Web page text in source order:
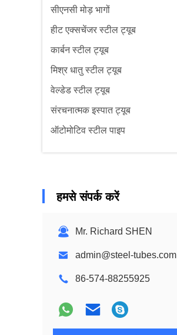
सीएनसी मोड़ भागों
हीट एक्सचेंजर स्टील ट्यूब
कार्बन स्टील ट्यूब
मिश्र धातु स्टील ट्यूब
वेल्डेड स्टील ट्यूब
संरचनात्मक इस्पात ट्यूब
ऑटोमोटिव स्टील पाइप
हमसे संपर्क करें
Mr. Richard SHEN
admin@steel-tubes.com
86-574-88255925